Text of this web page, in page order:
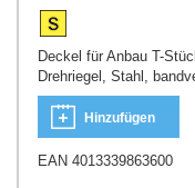
Deckel für Anbau T-
Drehriegel, Stahl,
Hinzufügen
EAN 4013339863600